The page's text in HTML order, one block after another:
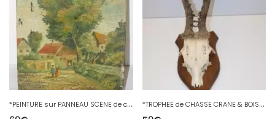
*
PEINTURE sur PANNEAU SCENE de cour de FERME signé F.ROUSSY daté 1917 POILU
*
TROPHEE de CHASSE CRANE & BOIS sur ECUSSON BOIS DAGUET ORBEY 27/08/2011 déco D